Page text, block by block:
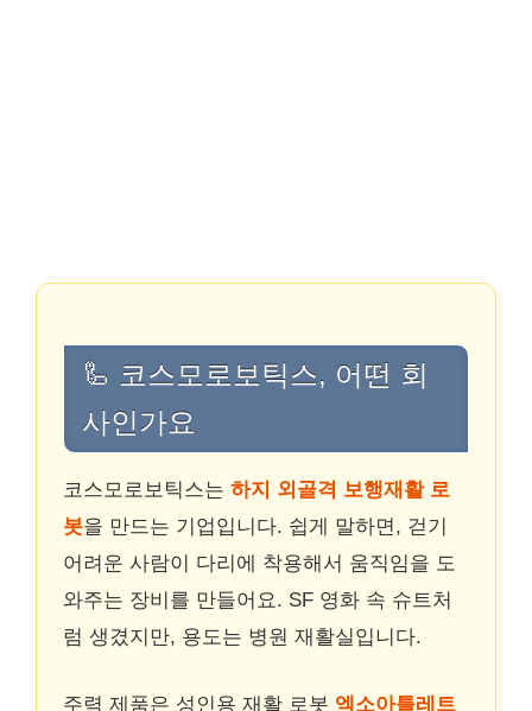
🦾 코스모로보틱스, 어떤 회
사인가요
코스모로보틱스는 하지 외골격 보행재활 로
봇을 만드는 기업입니다. 쉽게 말하면, 걷기
어려운 사람이 다리에 착용해서 움직임을 도
와주는 장비를 만들어요. SF 영화 속 슈트처
럼 생겼지만, 용도는 병원 재활실입니다.
주력 제품은 성인용 재활 로봇 엑소아틀레트